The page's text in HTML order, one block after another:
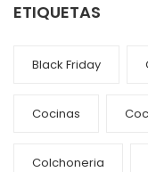
ETIQUETAS
Black Friday
Cocinas
Colchoneria